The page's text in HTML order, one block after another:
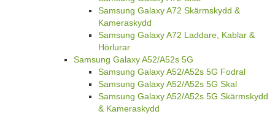
Samsung Galaxy A72 Skärmskydd &
Kameraskydd
Samsung Galaxy A72 Laddare, Kablar &
Hörlurar
Samsung Galaxy A52/A52s 5G
Samsung Galaxy A52/A52s 5G Fodral
Samsung Galaxy A52/A52s 5G Skal
Samsung Galaxy A52/A52s 5G Skärmskydd
& Kameraskydd